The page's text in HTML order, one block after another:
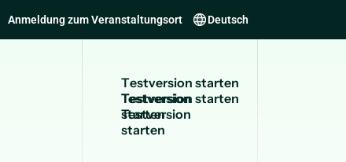
Anmeldung zum Veranstaltungsort Deutsch
Testversionstarten
Testversion
starten